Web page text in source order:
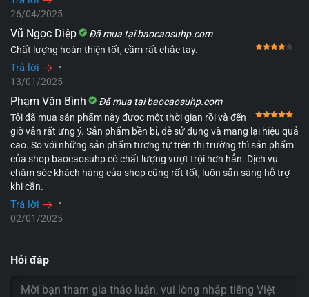
26/04/2025
Vũ Ngọc Diệp Đã mua tại baocaosuhp.com
Chất lượng hoàn thiện tốt, cầm rất chắc tay.
Trả lời •
13/01/2025
Phạm Văn Bình Đã mua tại baocaosuhp.com
Tôi đã mua sản phẩm này được một thời gian rồi và đến
giờ vẫn rất ưng ý. Sản phẩm bền bỉ, dễ sử dụng và mang lại hiệu quả
cao. So với những sản phẩm tương tự trên thị trường thì sản phẩm
của shop baocaosuhp có chất lượng vượt trội hơn hẳn. Dịch vụ
chăm sóc khách hàng của shop cũng rất tốt, luôn sẵn sàng hỗ trợ
khi cần.
Trả lời •
02/01/2025
Hỏi đáp